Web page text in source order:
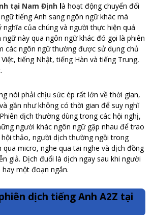
tại Nam Định là hoạt động chuyển đổi
tiếng Anh sang ngôn ngữ khác mà
nghĩa của chúng và người thực hiện quá
này qua ngôn ngữ khác đó gọi là phiên
các ngôn ngữ thường được sử dụng chủ
tiếng Nhật, tiếng Hàn và tiếng Trung,
nói phải chịu sức ép rất lớn về thời gian,
gần như không có thời gian để suy nghĩ
dịch thường dùng trong các hội nghị,
người khác ngôn ngữ gặp nhau để trao
thảo, người dịch thường ngồi trong
qua micro, nghe qua tai nghe và dịch đồng
giả. Dịch đuổi là dịch ngay sau khi người
một đoạn ngắn.
dịch tiếng Anh A2Z tại